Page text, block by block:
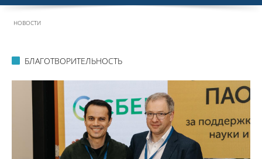
НОВОСТИ
БЛАГОТВОРИТЕЛЬНОСТЬ